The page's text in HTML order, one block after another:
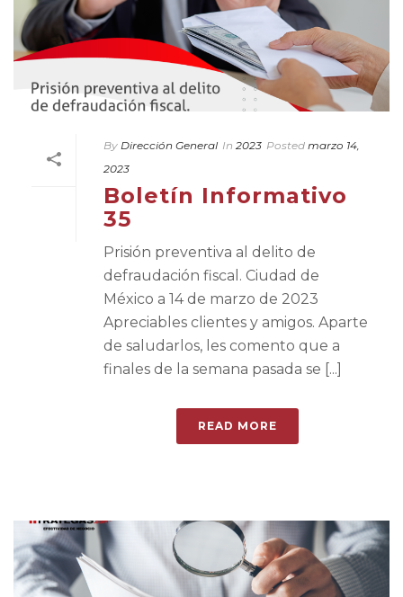
By Dirección General In 2023 Posted marzo 14,
2023
Boletín Informativo
35
Prisión preventiva al delito de
defraudación fiscal. Ciudad de
México a 14 de marzo de 2023
Apreciables clientes y amigos. Aparte
de saludarlos, les comento que a
finales de la semana pasada se [...]
READ MORE